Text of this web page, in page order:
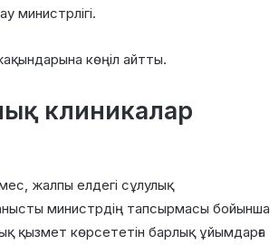
министрлігі.
көңіл айтты.
клиникалар
жалпы елдегі сұлулық
министрдің тапсырмасы бойынша
қызмет көрсететін барлық ұйымдарға